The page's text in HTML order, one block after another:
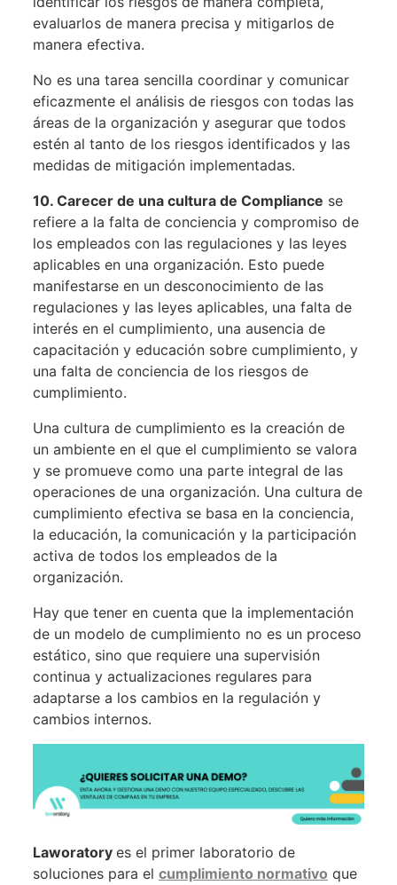
evaluarlos de manera precisa y mitigarlos de
manera efectiva.
No es una tarea sencilla coordinar y comunicar
eficazmente el análisis de riesgos con todas las
áreas de la organización y asegurar que todos
estén al tanto de los riesgos identificados y las
medidas de mitigación implementadas.
10. Carecer de una cultura de Compliance se
refiere a la falta de conciencia y compromiso de
los empleados con las regulaciones y las leyes
aplicables en una organización. Esto puede
manifestarse en un desconocimiento de las
regulaciones y las leyes aplicables, una falta de
interés en el cumplimiento, una ausencia de
capacitación y educación sobre cumplimiento, y
una falta de conciencia de los riesgos de
cumplimiento.
Una cultura de cumplimiento es la creación de
un ambiente en el que el cumplimiento se valora
y se promueve como una parte integral de las
operaciones de una organización. Una cultura de
cumplimiento efectiva se basa en la conciencia,
la educación, la comunicación y la participación
activa de todos los empleados de la
organización.
Hay que tener en cuenta que la implementación
de un modelo de cumplimiento no es un proceso
estático, sino que requiere una supervisión
continua y actualizaciones regulares para
adaptarse a los cambios en la regulación y
cambios internos.
Laworatory es el primer laboratorio de
soluciones para el cumplimiento normativo que